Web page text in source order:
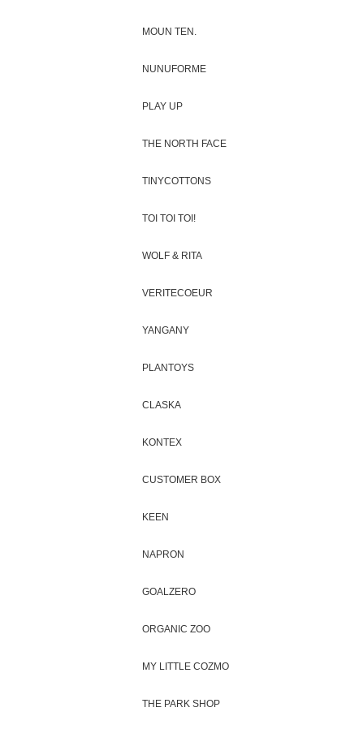
MOUN TEN.
NUNUFORME
PLAY UP
THE NORTH FACE
TINYCOTTONS
TOI TOI TOI!
WOLF & RITA
VERITECOEUR
YANGANY
PLANTOYS
CLASKA
KONTEX
CUSTOMER BOX
KEEN
NAPRON
GOALZERO
ORGANIC ZOO
MY LITTLE COZMO
THE PARK SHOP